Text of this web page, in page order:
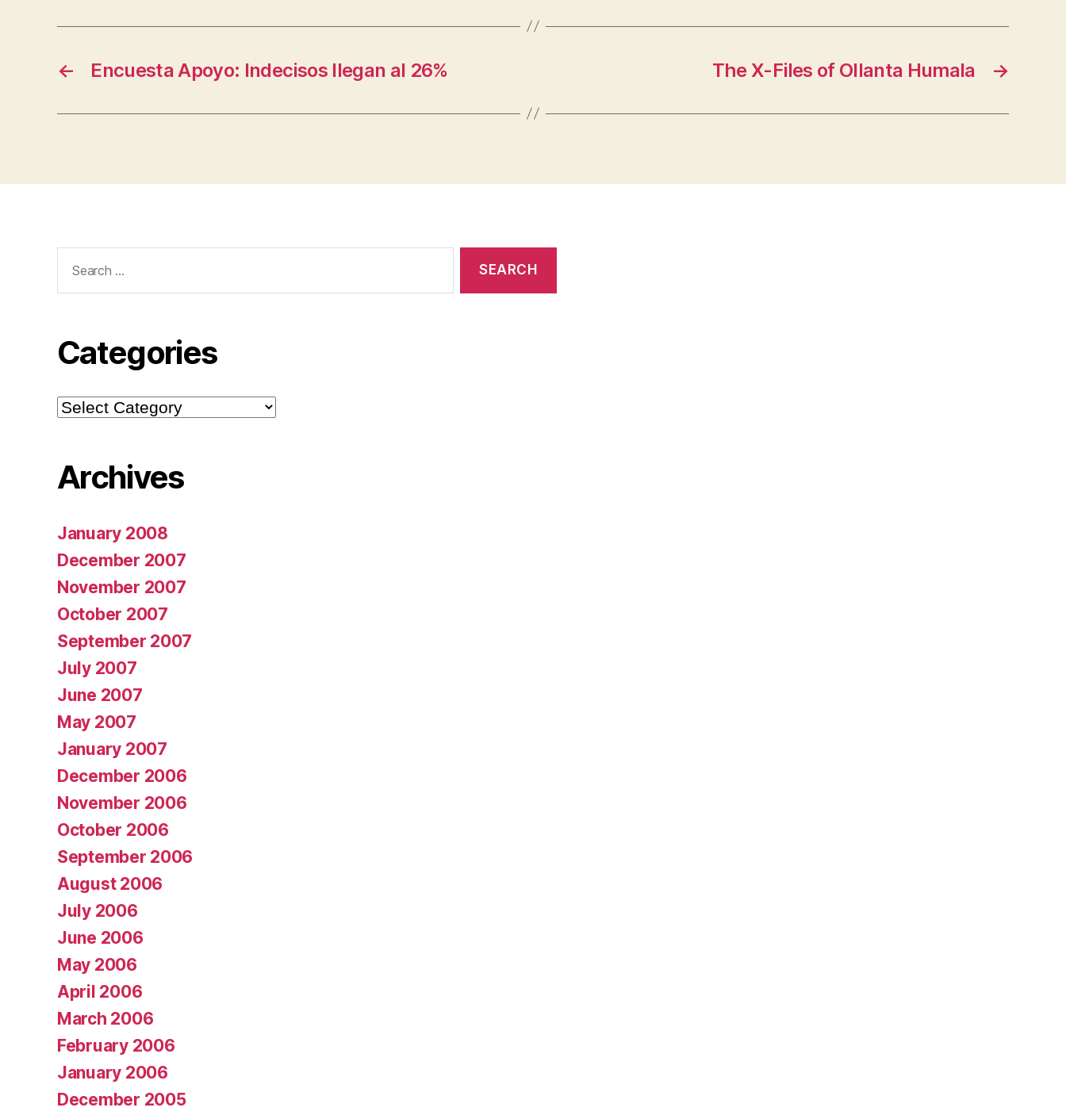
← Encuesta Apoyo: Indecisos llegan al 26% →
The X-Files of Ollanta Humala
for:
Categories
Categories
Archives
January 2008
December 2007
November 2007
October 2007
September 2007
July 2007
June 2007
May 2007
January 2007
December 2006
November 2006
October 2006
September 2006
August 2006
July 2006
June 2006
May 2006
April 2006
March 2006
February 2006
January 2006
December 2005